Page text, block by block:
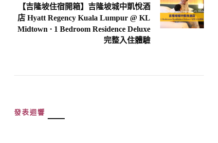
【吉隆坡住宿開箱】吉隆坡城中凱悅酒
店 Hyatt Regency Kuala Lumpur @ KL
Midtown · 1 Bedroom Residence Deluxe
完整入住體驗
發表迴響